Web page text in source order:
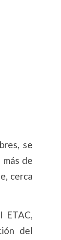
se
de
cerca
ETAC,
del